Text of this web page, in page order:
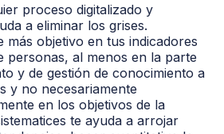
proceso digitalizado y
a eliminar los grises.
más objetivo en tus indicadores
personas, al menos en la parte
y de gestión de conocimiento a
y no necesariamente
en los objetivos de la
te ayuda a arrojar